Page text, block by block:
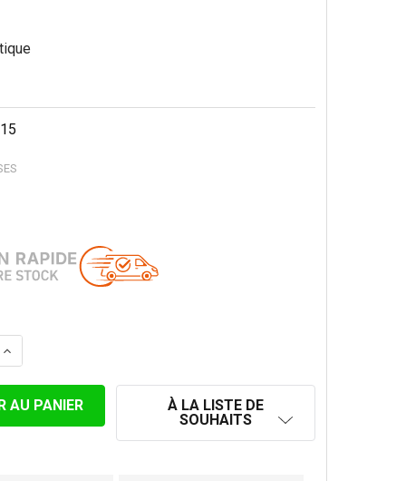
QUANTITÉ DE BRIDE DE SECURITÉ CONVESA PREMIUM
AUGMENTER LA QUANTITÉ DE BRIDE DE SECURITÉ
À LA LISTE DE
SOUHAITS